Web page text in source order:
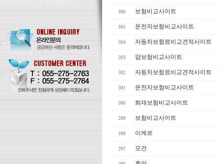
306 보험비교사이트
305 운전자보험비교사이트
304 자동차보험료비교견적사이트
303 암보험비교사이트
302 자동차보험료비교견적사이트
301 운전자보험비교사이트
300 화재보험비교사이트
299 보험비교사이트
298 이케르
297 모건